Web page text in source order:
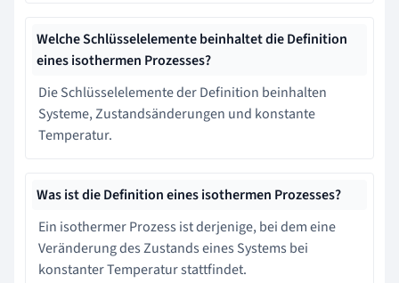
Welche Schlüsselelemente beinhaltet die Definition
eines isothermen Prozesses?
Die Schlüsselelemente der Definition beinhalten
Systeme, Zustandsänderungen und konstante
Temperatur.
Was ist die Definition eines isothermen Prozesses?
Ein isothermer Prozess ist derjenige, bei dem eine
Veränderung des Zustands eines Systems bei
konstanter Temperatur stattfindet.